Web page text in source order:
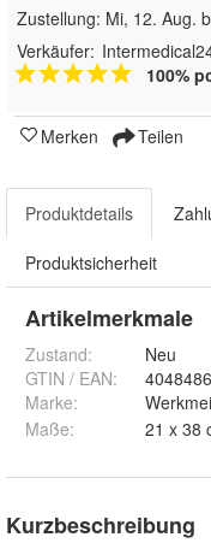
Zustellung: Mi, 12. Aug.
Verkäufer:
100%
Merken Teilen
Produktdetails
Produktsicherheit
Artikelmerkmale
Zustand:
Neu
GTIN / EAN:
Marke:
Maße: 21 x 38
Kurzbeschreibung